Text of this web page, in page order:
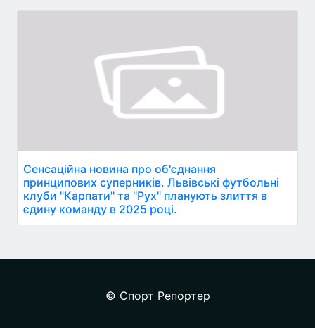
Сенсаційна новина про об'єднання
принципових суперників. Львівські футбольні
клуби "Карпати" та "Рух" планують злиття в
єдину команду в 2025 році.
© Спорт Репортер